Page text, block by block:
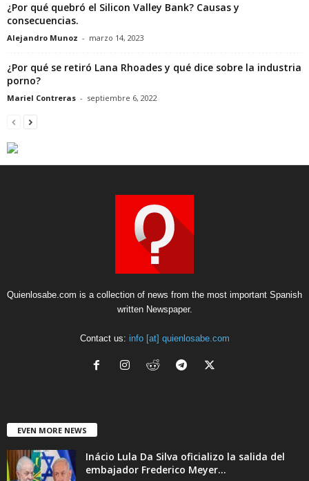
¿Por qué quebró el Silicon Valley Bank? Causas y
consecuencias.
Alejandro Munoz - marzo 14, 2023
¿Por qué se retiró Lana Rhoades y qué dice sobre la industria
porno?
Mariel Contreras - septiembre 6, 2022
Quienlosabe.com is a collection of news from the most important Spanish
written Newspaper.
Contact us: info [at] quienlosabe.com
EVEN MORE NEWS
Inácio Lula Da Silva oficializo la salida del
embajador Frederico Meyer...